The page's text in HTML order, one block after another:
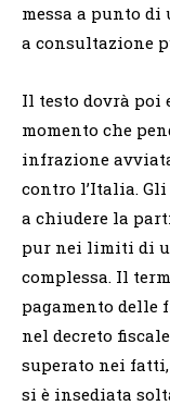
messa a punto
a consultazione
Il testo dovrà poi
momento che
infrazione
contro l’Italia.
a chiudere la
pur nei limiti di
complessa. Il
pagamento delle
nel decreto
superato nei
si è insediata